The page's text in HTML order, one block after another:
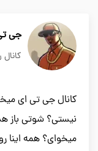
جی
کانال
کانال جی تی ای
نیستی؟ شوتی باز
میخوای؟ همه اینا